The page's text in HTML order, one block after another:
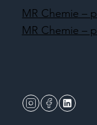
MR Chemie –
MR Chemie –